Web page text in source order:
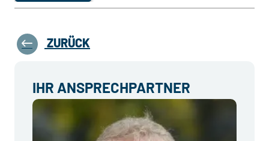
ZURÜCK
IHR ANSPRECHPARTNER